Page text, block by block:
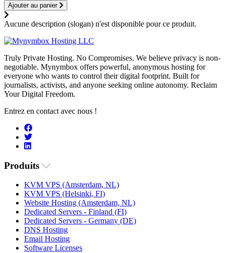
Ajouter au panier
Aucune description (slogan) n'est disponible pour ce produit.
Truly Private Hosting. No Compromises. We believe privacy is non-
negotiable. Mynymbox offers powerful, anonymous hosting for
everyone who wants to control their digital footprint. Built for
journalists, activists, and anyone seeking online autonomy. Reclaim
Your Digital Freedom.
Entrez en contact avec nous !
Produits
KVM VPS (Amsterdam, NL)
KVM VPS (Helsinki, FI)
Website Hosting (Amsterdam, NL)
Dedicated Servers - Finland (FI)
Dedicated Servers - Germany (DE)
DNS Hosting
Email Hosting
Software Licenses